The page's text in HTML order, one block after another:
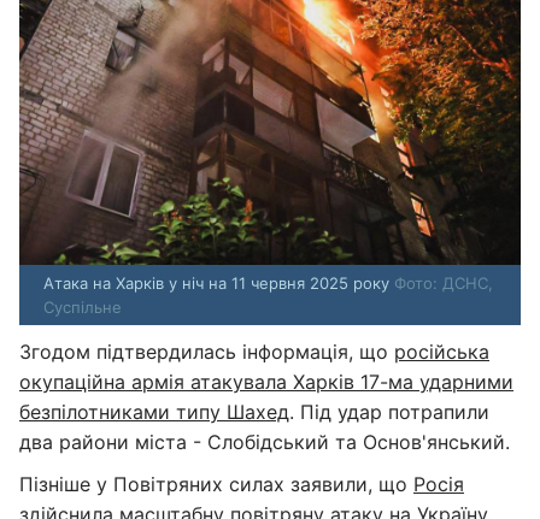
Атака на Харків у ніч на 11 червня 2025 року Фото: ДСНС,
Суспільне
Згодом підтвердилась інформація, що російська
окупаційна армія атакувала Харків 17-ма ударними
безпілотниками типу Шахед. Під удар потрапили
два райони міста - Слобідський та Основ'янський.
Пізніше у Повітряних силах заявили, що Росія